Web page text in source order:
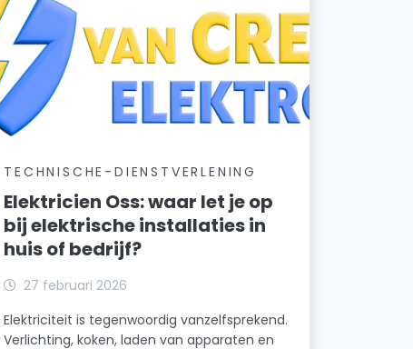
TECHNISCHE-DIENSTVERLENING
Elektricien Oss: waar let je op
bij elektrische installaties in
huis of bedrijf?
27 februari 2026
Elektriciteit is tegenwoordig vanzelfsprekend.
Verlichting, koken, laden van apparaten en